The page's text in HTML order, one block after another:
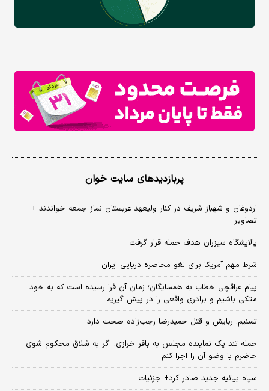
پربازدیدهای سایت خوان
اردوغان و شهباز شریف در کنار ولیعهد عربستان نماز جمعه خواندند +
تصاویر
پالایشگاه سیزران هدف حمله قرار گرفت
شرط مهم آمریکا برای لغو محاصره دریایی ایران
پیام عراقچی خطاب به همسایگان؛ زمان آن فرا رسیده است که به خود
متکی باشیم و برادری واقعی را در پیش گیریم
تسنیم: ربایش و قتل حمیدرضا رجب‌زاده صحت دارد
حمله تند یک نماینده مجلس به باقر خرازی: اگر به شلاق محکوم شوی
حاضرم با وضو آن را اجرا کنم
سپاه بیانیه جدید صادر کرد+ جزئیات